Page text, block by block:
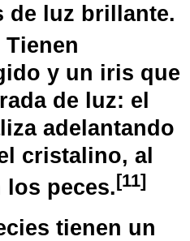
de luz brillante.
​ Tienen
y un iris que
de luz: el
adelantando
cristalino, al
los peces.[11]
tienen un